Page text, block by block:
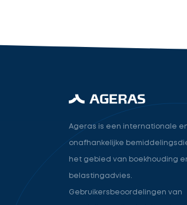
Ageras is een internationale
onafhankelijke
het gebied van boekhouding
belastingadvies.
Gebruikersbeoordelingen van